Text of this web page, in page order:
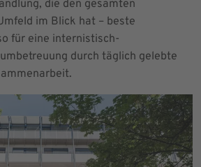
die den gesamten
im Blick hat – beste
für eine internistisch-
durch täglich gelebte